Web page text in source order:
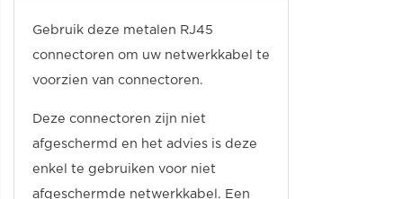
Gebruik deze metalen RJ45
connectoren om uw netwerkkabel te
voorzien van connectoren.
Deze connectoren zijn niet
afgeschermd en het advies is deze
enkel te gebruiken voor niet
afgeschermde netwerkkabel. Een